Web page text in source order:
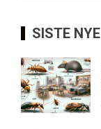
SISTE NYE